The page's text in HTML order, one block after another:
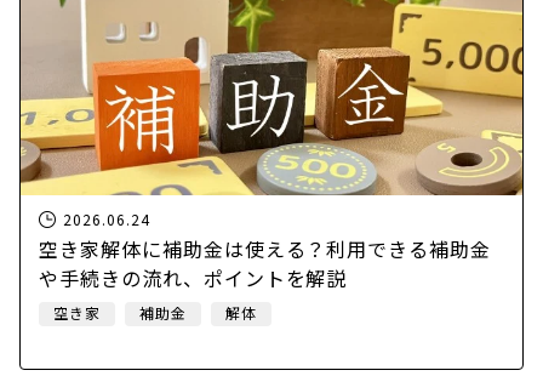
2026.06.24
空き家解体に補助金は使える？利用できる補助金
や手続きの流れ、ポイントを解説
空き家 補助金 解体